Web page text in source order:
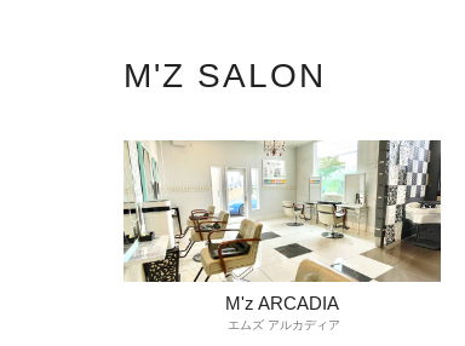
M'Z SALON
M'z ARCADIA
エムズ アルカディア